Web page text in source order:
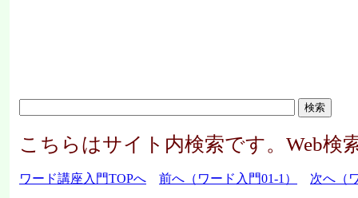
こちらはサイト内検索です。Web検
ワード講座入門TOPへ 前へ（ワード入門01-1） 次へ（